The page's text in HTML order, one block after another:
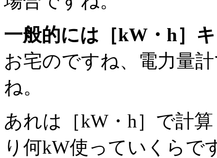
一般的には［kW・h］
お宅のですね、電力量
ね。
あれは［kW・h］で計
り何kW使っていくらで